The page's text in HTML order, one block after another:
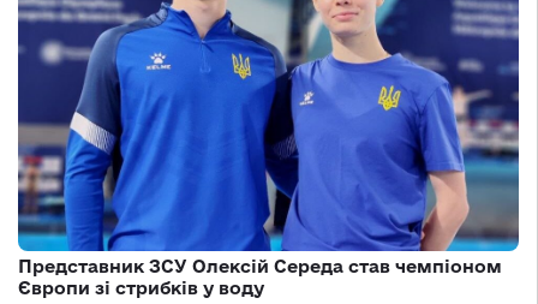
Представник ЗСУ Олексій Середа став чемпіоном
Європи зі стрибків у воду